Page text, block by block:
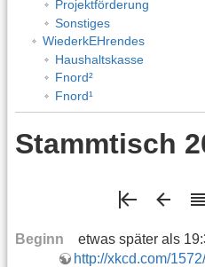
Projektförderung
Sonstiges
WiederkEHrendes
Haushaltskasse
Fnord²
Fnord¹
Stammtisch
Beginn
etwas später als
http://xkcd.com/1572/